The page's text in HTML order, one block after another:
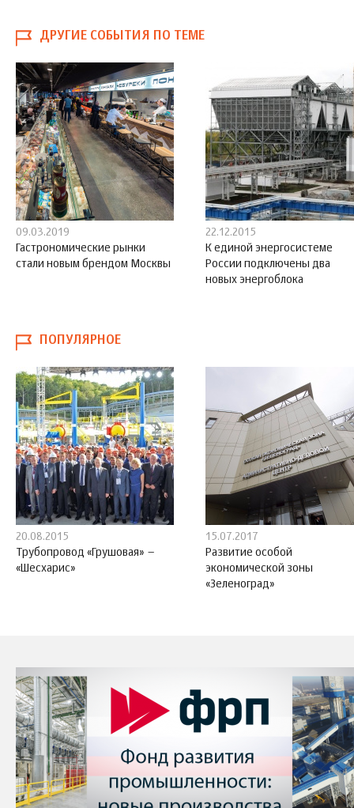
ДРУГИЕ СОБЫТИЯ ПО ТЕМЕ
09.03.2019
Гастрономические рынки
стали новым брендом Москвы
22.12.2015
К единой энергосистеме
России подключены два
новых энергоблока
ПОПУЛЯРНОЕ
20.08.2015
Трубопровод «Грушовая» –
«Шесхарис»
15.07.2017
Развитие особой
экономической зоны
«Зеленоград»